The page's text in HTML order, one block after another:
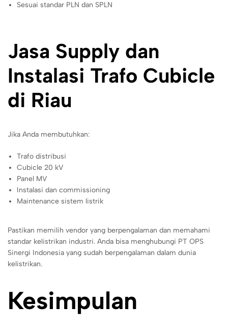
Sesuai standar PLN dan SPLN
Jasa Supply dan
Instalasi Trafo Cubicle
di Riau
Jika Anda membutuhkan:
Trafo distribusi
Cubicle 20 kV
Panel MV
Instalasi dan commissioning
Maintenance sistem listrik
Pastikan memilih vendor yang berpengalaman dan memahami
standar kelistrikan industri. Anda bisa menghubungi PT OPS
Sinergi Indonesia yang sudah berpengalaman dalam dunia
kelistrikan.
Kesimpulan